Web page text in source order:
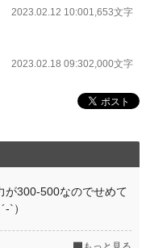
2023.02.12 10:001,653文字
2023.02.18 09:302,000文字
が300-500なのでせめて
`）